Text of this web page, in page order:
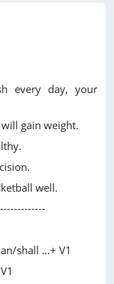
every day, your
gain weight.
well.
shall ...+ V1